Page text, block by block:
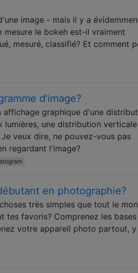
image - mais il y a
mesure le bokeh est-il vraiment
mesuré, classifié? Et comment
d'image?
graphique d'une
une distribution
veux dire, ne pouvez-vous pas
regardant l'image?
en photographie?
très simples que tout le
tes favoris? Comprenez les
votre appareil photo partout, y